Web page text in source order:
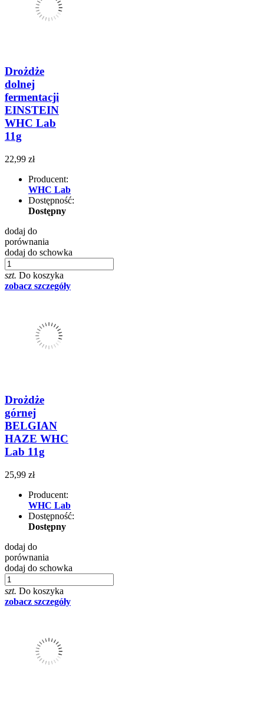
Drożdże
dolnej
fermentacji
EINSTEIN
WHC Lab
11g
22,99 zł
Producent:
WHC Lab
Dostępność:
Dostępny
dodaj do
porównania
dodaj do schowka
szt. Do koszyka
zobacz szczegóły
Drożdże
górnej
BELGIAN
HAZE WHC
Lab 11g
25,99 zł
Producent:
WHC Lab
Dostępność:
Dostępny
dodaj do
porównania
dodaj do schowka
szt. Do koszyka
zobacz szczegóły